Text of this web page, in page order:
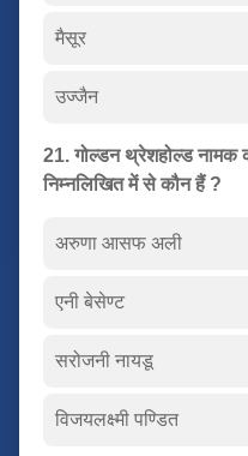
मैसूर
उज्जैन
21. गोल्डन थ्रेशहोल्ड नामक
निम्नलिखित में से कौन हैं ?
अरुणा आसफ अली
एनी बेसेण्ट
सरोजनी नायडू
विजयलक्ष्मी पण्डित